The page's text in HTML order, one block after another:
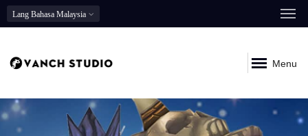
Lang Bahasa Malaysia
Menu